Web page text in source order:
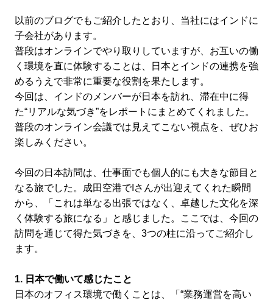
以前のブログでもご紹介したとおり、当社にはインドに
子会社があります。
普段はオンラインでやり取りしていますが、お互いの働
く環境を直に体験することは、日本とインドの連携を強
めるうえで非常に重要な役割を果たします。
今回は、インドのメンバーが日本を訪れ、滞在中に得
た“リアルな気づき”をレポートにまとめてくれました。
普段のオンライン会議では見えてこない視点を、ぜひお
楽しみください。
今回の日本訪問は、仕事面でも個人的にも大きな節目と
なる旅でした。成田空港でIさんが出迎えてくれた瞬間
から、「これは単なる出張ではなく、卓越した文化を深
く体験する旅になる」と感じました。ここでは、今回の
訪問を通じて得た気づきを、3つの柱に沿ってご紹介し
ます。
1. 日本で働いて感じたこと
日本のオフィス環境で働くことは、「“業務運営を高い